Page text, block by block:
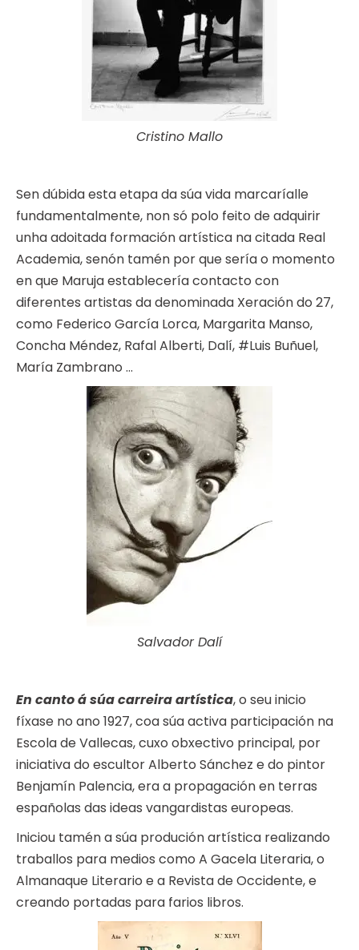
Cristino Mallo
Sen dúbida esta etapa da súa vida marcaríalle
fundamentalmente, non só polo feito de adquirir
unha adoitada formación artística na citada Real
Academia, senón tamén por que sería o momento
en que Maruja establecería contacto con
diferentes artistas da denominada Xeración do 27,
como Federico García Lorca, Margarita Manso,
Concha Méndez, Rafal Alberti, Dalí, #Luis Buñuel,
María Zambrano …
Salvador Dalí
En canto á súa carreira artística, o seu inicio
fíxase no ano 1927, coa súa activa participación na
Escola de Vallecas, cuxo obxectivo principal, por
iniciativa do escultor Alberto Sánchez e do pintor
Benjamín Palencia, era a propagación en terras
españolas das ideas vangardistas europeas.
Iniciou tamén a súa produción artística realizando
traballos para medios como A Gacela Literaria, o
Almanaque Literario e a Revista de Occidente, e
creando portadas para farios libros.